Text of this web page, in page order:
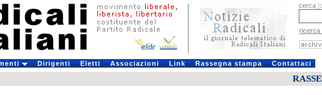
cerca
ricerca
Dirigenti Eletti Associazioni Link Rassegna stampa Contattaci